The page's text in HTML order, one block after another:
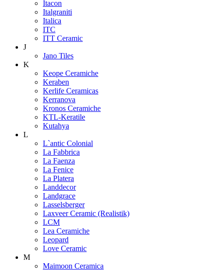
Itacon
Italgraniti
Italica
ITC
ITT Ceramic
J
Jano Tiles
K
Keope Ceramiche
Keraben
Kerlife Ceramicas
Kerranova
Kronos Ceramiche
KTL-Keratile
Kutahya
L
L`antic Colonial
La Fabbrica
La Faenza
La Fenice
La Platera
Landdecor
Landgrace
Lasselsberger
Laxveer Ceramic (Realistik)
LCM
Lea Ceramiche
Leopard
Love Ceramic
M
Maimoon Ceramica